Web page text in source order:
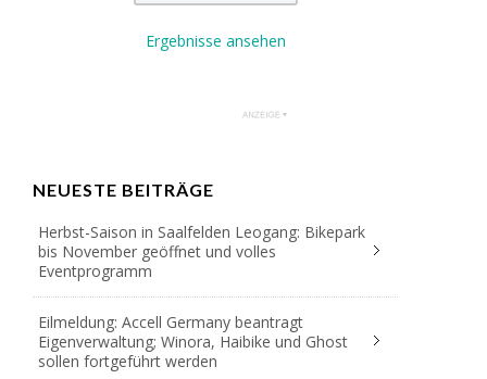
Ergebnisse ansehen
NEUESTE BEITRÄGE
Herbst-Saison in Saalfelden Leogang: Bikepark
bis November geöffnet und volles
Eventprogramm
Eilmeldung: Accell Germany beantragt
Eigenverwaltung; Winora, Haibike und Ghost
sollen fortgeführt werden